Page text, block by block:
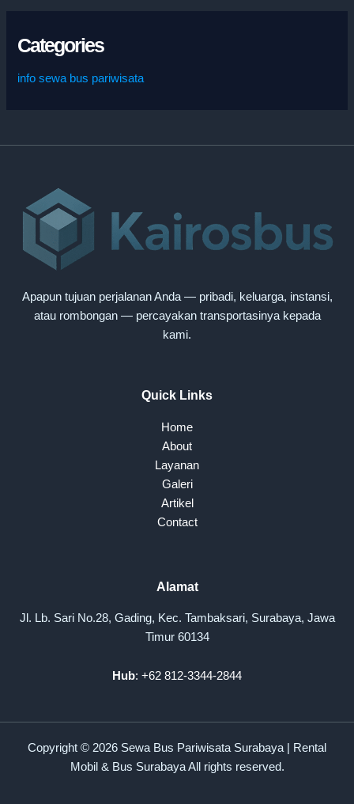
Categories
info sewa bus pariwisata
Apapun tujuan perjalanan Anda — pribadi, keluarga, instansi,
atau rombongan — percayakan transportasinya kepada
kami.
Quick Links
Home
About
Layanan
Galeri
Artikel
Contact
Alamat
Jl. Lb. Sari No.28, Gading, Kec. Tambaksari, Surabaya, Jawa
Timur 60134
Hub: +62 812-3344-2844
Copyright © 2026 Sewa Bus Pariwisata Surabaya | Rental
Mobil & Bus Surabaya All rights reserved.